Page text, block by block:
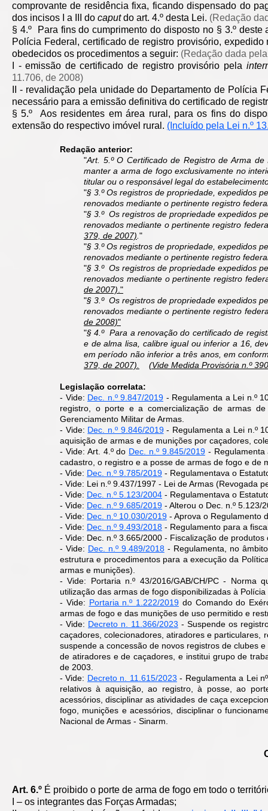
comprovante de residência fixa, ficando dispensado do
dos incisos I a III do caputdo art. 4.º desta Lei. (Redação
§ 4.º Para fins do cumprimento do disposto no § 3.º
Polícia Federal, certificado de registro provisório,
obedecidos os procedimentos a seguir: (Redação dada
I - emissão de certificado de registro provisório pela
11.706, de 2008)
II - revalidação pela unidade do Departamento de Polícia
necessário para a emissão definitiva do certificado de
§ 5.º Aos residentes em área rural, para os fins do
extensão do respectivo imóvel rural. (Incluído pela Lei n.º
Redação anterior:
"Art. 5.º O Certificado de Registro de Arma
manter a arma de fogo exclusivamente no
titular ou o responsável legal do
"§ 3.º Os registros de propriedade, expedidos
renovados mediante o pertinente registro
"§ 3.º Os registros de propriedade expedidos
renovados mediante o pertinente registro
379, de 2007) "
"§ 3.º Os registros de propriedade, expedidos
renovados mediante o pertinente registro
"§ 3.º Os registros de propriedade expedidos
renovados mediante o pertinente registro
de 2007) ."
"§ 3.º Os registros de propriedade expedidos
renovados mediante o pertinente registro
de 2008)"
"§ 4.º Para a renovação do certificado de
e de alma lisa, calibre igual ou inferior a 16,
em período não inferior a três anos, em
379, de 2007).
(Vide Medida Provisória n.º
Legislação correlata:
- Vide: Dec. n.º 9.847/2019 - Regulamenta a Lei n.º
registro, o porte e a comercialização de armas
Gerenciamento Militar de Armas.
- Vide: Dec. n.º 9.846/2019 - Regulamenta a Lei n.º
aquisição de armas e de munições por caçadores,
- Vide: Art. 4.º do Dec. n.º 9.845/2019- Regulamenta
cadastro, o registro e a posse de armas de fogo e de
- Vide: Dec. n.º 9.785/2019 - Regulamentava o
- Vide: Lei n.º 9.437/1997 - Lei de Armas (Revogada
- Vide: Dec. n.º 5.123/2004 - Regulamentava o
- Vide: Dec. n.º 9.685/2019 - Alterou o Dec. n.º 5.123/
- Vide: Dec. n.º 10.030/2019 - Aprova o Regulamento
- Vide: Dec. n.º 9.493/2018 - Regulamento para a
- Vide: Dec. n.º 3.665/2000 - Fiscalização de
​​- Vide: Dec. n.º 9.489/2018- Regulamenta, no
estrutura e procedimentos para a execução da
armas e munições).
- Vide: Portaria n.º 43/2016/GAB/CH/PC - Norma
utilização das armas de fogo disponibilizadas à
- Vide: Portaria n.º 1.222/2019 do Comando do
armas de fogo e das munições de uso permitido e
- Vide: Decreto n. 11.366/2023 - Suspende os
caçadores, colecionadores, atiradores e particulares,
suspende a concessão de novos registros de clubes
de atiradores e de caçadores, e institui grupo de
de 2003.
- Vide: Decreto n. 11.615/2023 - Regulamenta a Lei
relativos à aquisição, ao registro, à posse, ao
acessórios, disciplinar as atividades de caça
fogo, munições e acessórios, disciplinar o funcion
Nacional de Armas - Sinarm.
Art. 6.º É proibido o porte de arma de fogo em todo o
I – os integrantes das Forças Armadas;